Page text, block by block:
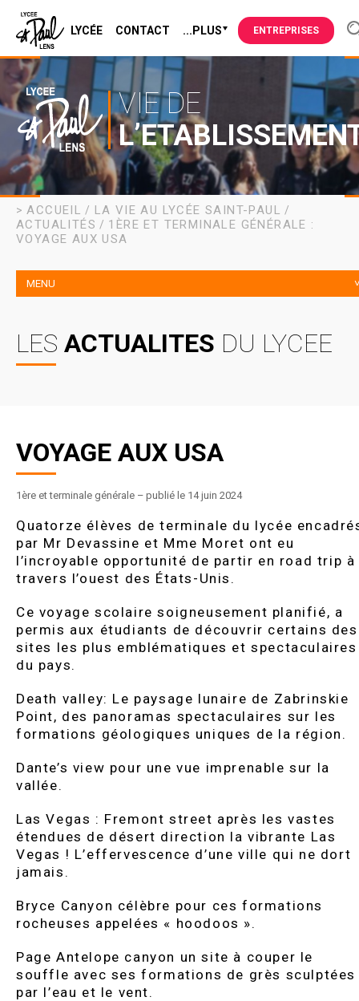
LYCÉE CONTACT ...PLUS ENTREPRISES
VIE DE
ACCUEIL
LA VIE AU LYCÉE SAINT-PAUL
ACTUALITÉS
1ÈRE ET TERMINALE GÉNÉRALE :
VOYAGE AUX USA
MENU
LES ACTUALITES DU LYCEE
VOYAGE AUX USA
1ère et terminale générale – publié le 14 juin 2024
Quatorze élèves de terminale du lycée
par Mr Devassine et Mme Moret ont eu
l’incroyable opportunité de partir en road trip à
travers l’ouest des États-Unis.
Ce voyage scolaire soigneusement planifié, a
permis aux étudiants de découvrir certains des
sites les plus emblématiques et spectaculaires
du pays.
Death valley: Le paysage lunaire de Zabrinskie
Point, des panoramas spectaculaires sur les
formations géologiques uniques de la région.
Dante’s view pour une vue imprenable sur la
vallée.
Las Vegas : Fremont street après les vastes
étendues de désert direction la vibrante Las
Vegas ! L’effervescence d’une ville qui ne dort
jamais.
Bryce Canyon célèbre pour ces formations
rocheuses appelées « hoodoos ».
Page Antelope canyon un site à couper le
souffle avec ses formations de grès sculptées
par l’eau et le vent.